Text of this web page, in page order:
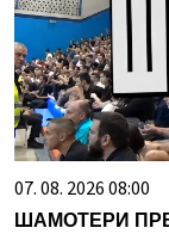
07. 08. 2026 08:00
ШАМОТЕРИ